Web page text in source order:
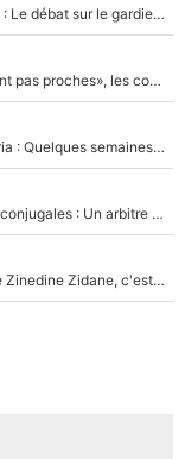
«Admets que tu t'es trompé sur Lucas Chevalier !» : Le débat sur le gardien du PSG vire au clash à l'After Foot
Zinédine Zidane et Didier Deschamps : «Ils n’étaient pas proches», les confidences d’un membre de l’équipe de France 1998 sur leur relation spéciale
Medhi Benatia s'est «senti trahi» par Pablo Longoria : Quelques semaines après son départ, l'ancien directeur de football de l'OM règle ses comptes
Des terrains de Ligue 1 au tribunal pour violences conjugales : Un arbitre français encourt une peine de 18 mois de prison !
Equipe de France : 10 jours après la nomination de Zinedine Zidane, c'est au tour de son fils de prendre un nouveau départ !